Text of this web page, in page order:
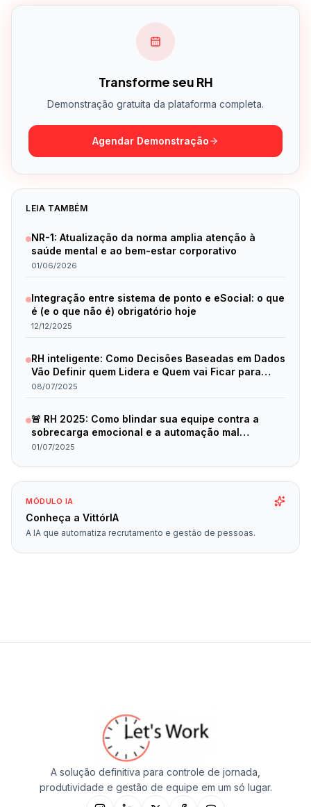
Transforme seu RH
Demonstração gratuita da plataforma completa.
Agendar Demonstração
LEIA TAMBÉM
NR-1: Atualização da norma amplia atenção à
saúde mental e ao bem-estar corporativo
01/06/2026
Integração entre sistema de ponto e eSocial: o que
é (e o que não é) obrigatório hoje
12/12/2025
RH inteligente: Como Decisões Baseadas em Dados
Vão Definir quem Lidera e Quem vai Ficar para
Trás em 2025
08/07/2025
🚨 RH 2025: Como blindar sua equipe contra a
sobrecarga emocional e a automação mal
planejada
01/07/2025
MÓDULO IA
Conheça a VittórIA
A IA que automatiza recrutamento e gestão de pessoas.
A solução definitiva para controle de jornada,
produtividade e gestão de equipe em um só lugar.